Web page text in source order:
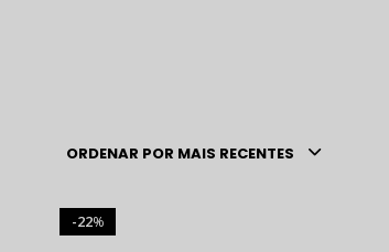
ORDENAR POR MAIS RECENTES
%
22